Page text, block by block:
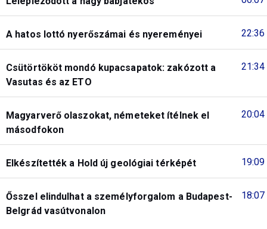
22:36
A hatos lottó nyerőszámai és nyereményei
21:34
Csütörtököt mondó kupacsapatok: zakózott a
Vasutas és az ETO
20:04
Magyarverő olaszokat, németeket ítélnek el
másodfokon
19:09
Elkészítették a Hold új geológiai térképét
18:07
Ősszel elindulhat a személyforgalom a Budapest-
Belgrád vasútvonalon